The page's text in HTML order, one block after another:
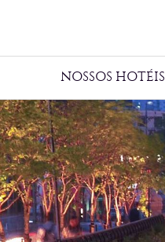
NOSSOS HOTÉIS